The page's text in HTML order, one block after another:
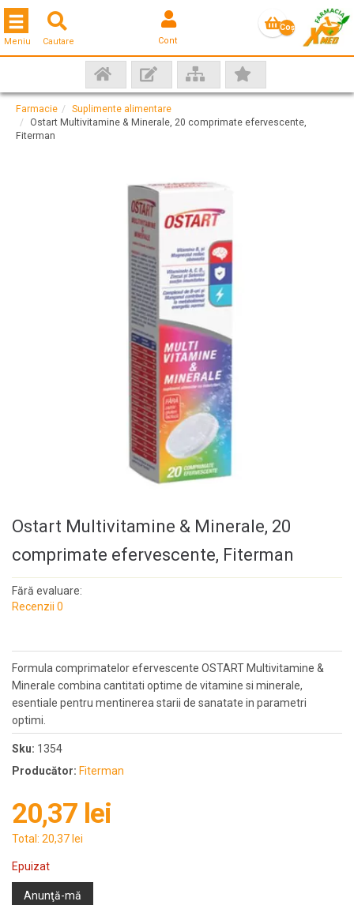
Cautare Cont
Coş
Toggle navigation
Meniu
Farmacie
Suplimente alimentare
Ostart Multivitamine & Minerale, 20 comprimate efervescente,
Fiterman
Ostart Multivitamine & Minerale, 20
comprimate efervescente, Fiterman
Fără evaluare:
Recenzii 0
Formula comprimatelor efervescente OSTART Multivitamine &
Minerale combina cantitati optime de vitamine si minerale,
esentiale pentru mentinerea starii de sanatate in parametri
optimi.
Sku: 1354
Producător: Fiterman
20,37 lei
Total: 20,37 lei
Epuizat
Anunţă-mă